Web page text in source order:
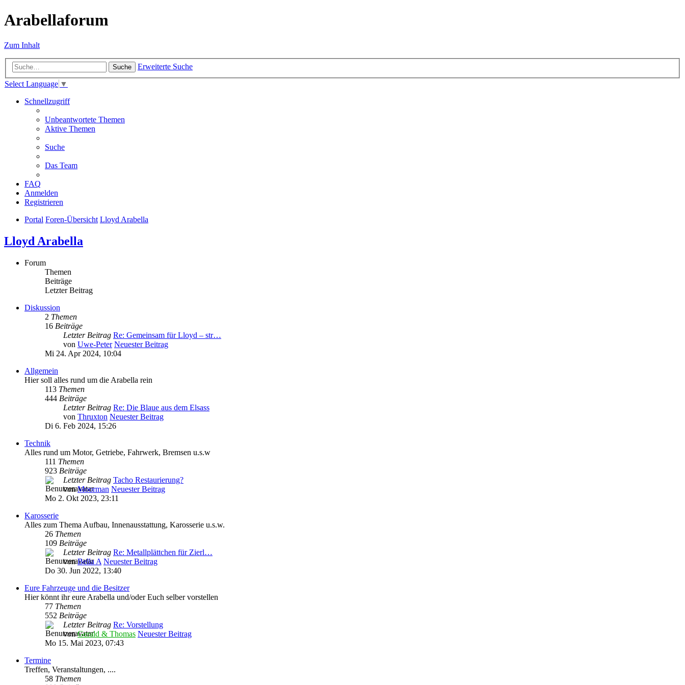
Arabellaforum
Zum Inhalt
Suche
Erweiterte Suche
Select Language ▼
Schnellzugriff
Unbeantwortete Themen
Aktive Themen
Suche
Das Team
FAQ
Anmelden
Registrieren
Portal Foren-Übersicht Lloyd Arabella
Lloyd Arabella
Forum
Themen
Beiträge
Letzter Beitrag
Diskussion
2 Themen
16 Beiträge
Letzter Beitrag Re: Gemeinsam für Lloyd – str…
von Uwe-Peter Neuester Beitrag
Mi 24. Apr 2024, 10:04
Allgemein
Hier soll alles rund um die Arabella rein
113 Themen
444 Beiträge
Letzter Beitrag Re: Die Blaue aus dem Elsass
von Thruxton Neuester Beitrag
Di 6. Feb 2024, 15:26
Technik
Alles rund um Motor, Getriebe, Fahrwerk, Bremsen u.s.w
111 Themen
923 Beiträge
Letzter Beitrag Tacho Restaurierung?
vonMoorman Neuester Beitrag
Mo 2. Okt 2023, 23:11
Karosserie
Alles zum Thema Aufbau, Innenausstattung, Karosserie u.s.w.
26 Themen
109 Beiträge
Letzter Beitrag Re: Metallplättchen für Zierl…
vonBella A Neuester Beitrag
Do 30. Jun 2022, 13:40
Eure Fahrzeuge und die Besitzer
Hier könnt ihr eure Arabella und/oder Euch selber vorstellen
77 Themen
552 Beiträge
Letzter Beitrag Re: Vorstellung
vonGerald & Thomas Neuester Beitrag
Mo 15. Mai 2023, 07:43
Termine
Treffen, Veranstaltungen, ....
58 Themen